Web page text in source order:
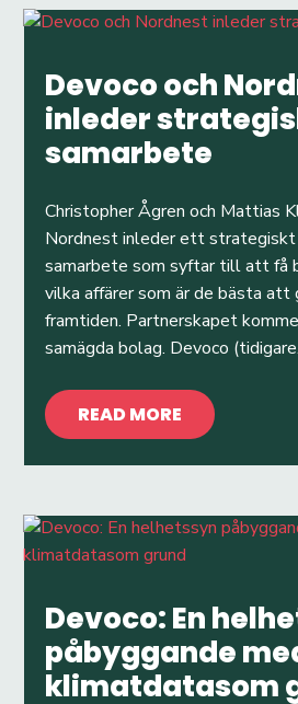
Devoco och
inleder
samarbete
Christopher Ågren och Mattias
Nordnest inleder ett
samarbete som syftar till att få
vilka affärer som är de bästa att
framtiden. Partnerskapet
samägda bolag. Devoco
READ MORE
Devoco: En
påbyggande
klimatdatasom